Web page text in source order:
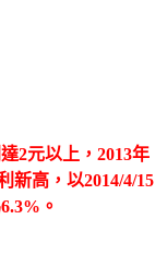
2元以上，2013年
新高，以2014/4/15
。